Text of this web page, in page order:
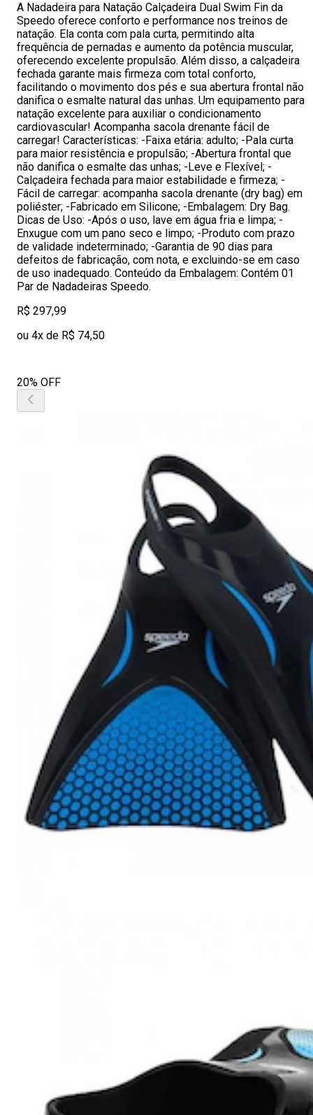
A Nadadeira para Natação Calçadeira Dual Swim Fin da
Speedo oferece conforto e performance nos treinos de
natação. Ela conta com pala curta, permitindo alta
frequência de pernadas e aumento da potência muscular,
oferecendo excelente propulsão. Além disso, a calçadeira
fechada garante mais firmeza com total conforto,
facilitando o movimento dos pés e sua abertura frontal não
danifica o esmalte natural das unhas. Um equipamento para
natação excelente para auxiliar o condicionamento
cardiovascular! Acompanha sacola drenante fácil de
carregar! Características: -Faixa etária: adulto; -Pala curta
para maior resistência e propulsão; -Abertura frontal que
não danifica o esmalte das unhas; -Leve e Flexível; -
Calçadeira fechada para maior estabilidade e firmeza; -
Fácil de carregar: acompanha sacola drenante (dry bag) em
poliéster; -Fabricado em Silicone; -Embalagem: Dry Bag.
Dicas de Uso: -Após o uso, lave em água fria e limpa; -
Enxugue com um pano seco e limpo; -Produto com prazo
de validade indeterminado; -Garantia de 90 dias para
defeitos de fabricação, com nota, e excluindo-se em caso
de uso inadequado. Conteúdo da Embalagem: Contém 01
Par de Nadadeiras Speedo.
R$ 297,99
ou 4x de R$ 74,50
20% OFF